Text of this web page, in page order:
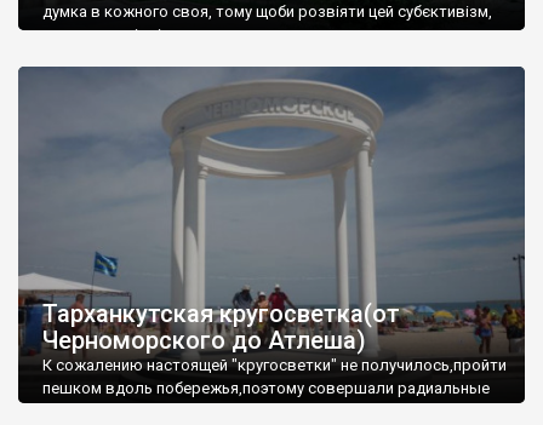
думка в кожного своя, тому щоби розвіяти цей субєктивізм,
запрошую відвідати це
Тарханкутская кругосветка(от
Черноморского до Атлеша)
К сожалению настоящей "кругосветки" не получилось,пройти
пешком вдоль побережья,поэтому совершали радиальные